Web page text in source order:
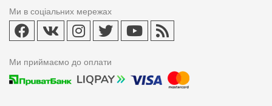
Ми в соціальних мережах
Ми приймаємо до оплати